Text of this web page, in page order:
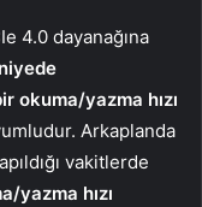
4.0 dayanağına
okuma/yazma hızı
Arkaplanda
vakitlerde
yazma hızı